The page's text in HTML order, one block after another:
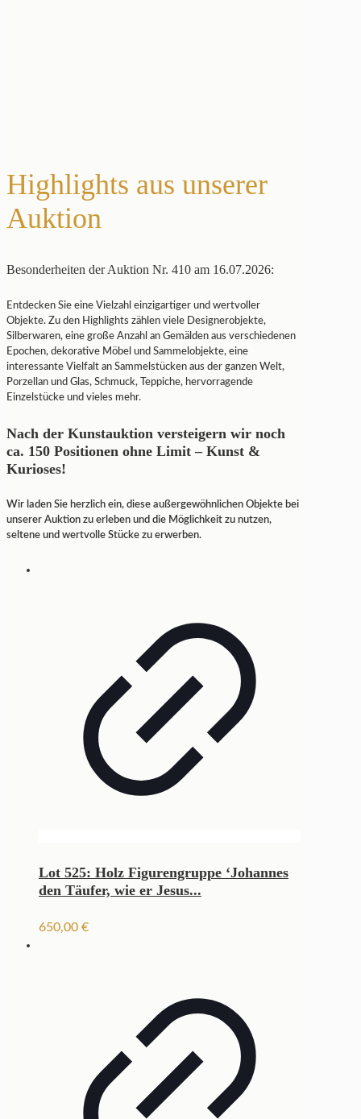
Highlights aus unserer
Auktion
Besonderheiten der Auktion Nr. 410 am 16.07.2026:
Entdecken Sie eine Vielzahl einzigartiger und wertvoller
Objekte. Zu den Highlights zählen viele Designerobjekte,
Silberwaren, eine große Anzahl an Gemälden aus verschiedenen
Epochen, dekorative Möbel und Sammelobjekte, eine
interessante Vielfalt an Sammelstücken aus der ganzen Welt,
Porzellan und Glas, Schmuck, Teppiche, hervorragende
Einzelstücke und vieles mehr.
Nach der Kunstauktion versteigern wir noch
ca. 150 Positionen ohne Limit – Kunst &
Kurioses!
Wir laden Sie herzlich ein, diese außergewöhnlichen Objekte bei
unserer Auktion zu erleben und die Möglichkeit zu nutzen,
seltene und wertvolle Stücke zu erwerben.
Lot 525: Holz Figurengruppe ‘Johannes
den Täufer, wie er Jesus...
650,00 €